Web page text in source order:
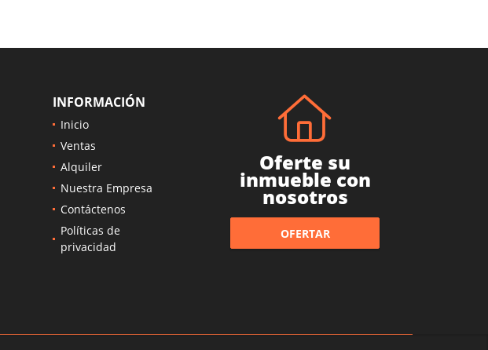
INFORMACIÓN
Inicio
Ventas
Alquiler
Nuestra Empresa
Contáctenos
Políticas de
privacidad
Oferte su
inmueble con
nosotros
OFERTAR